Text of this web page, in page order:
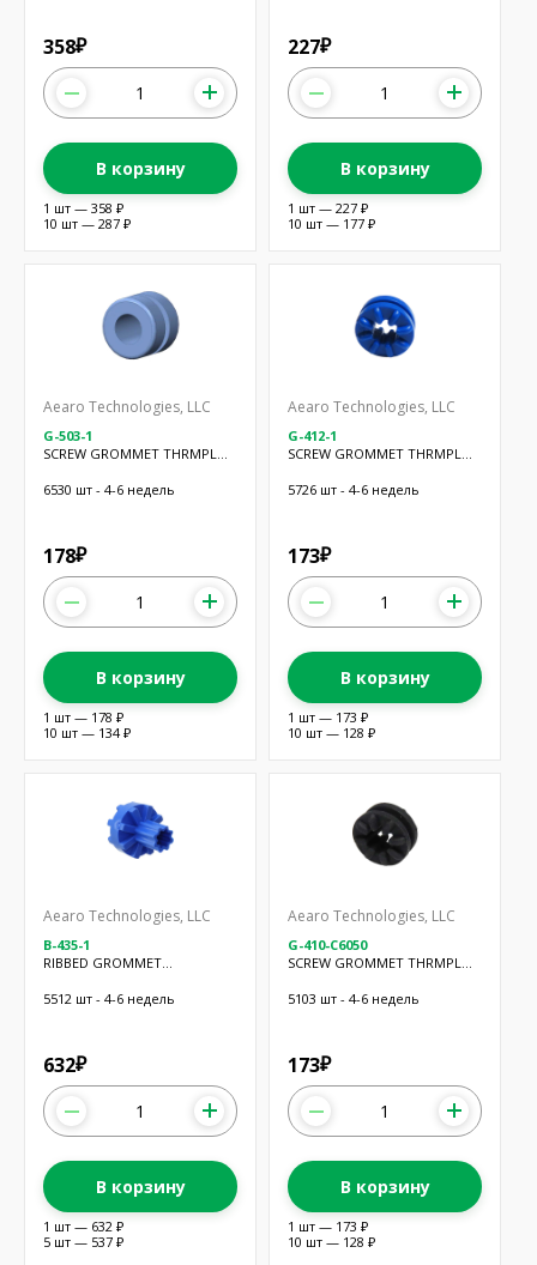
358₽
В корзину
1 шт — 358 ₽
10 шт — 287 ₽
227₽
В корзину
1 шт — 227 ₽
10 шт — 177 ₽
Aearo Technologies, LLC
G-503-1
SCREW GROMMET THRMPL
6530 шт - 4-6 недель
178₽
В корзину
1 шт — 178 ₽
10 шт — 134 ₽
Aearo Technologies, LLC
G-412-1
SCREW GROMMET THRMPL
5726 шт - 4-6 недель
173₽
В корзину
1 шт — 173 ₽
10 шт — 128 ₽
Aearo Technologies, LLC
B-435-1
RIBBED GROMMET
5512 шт - 4-6 недель
632₽
В корзину
1 шт — 632 ₽
5 шт — 537 ₽
Aearo Technologies, LLC
G-410-C6050
SCREW GROMMET THRMPL
5103 шт - 4-6 недель
173₽
В корзину
1 шт — 173 ₽
10 шт — 128 ₽